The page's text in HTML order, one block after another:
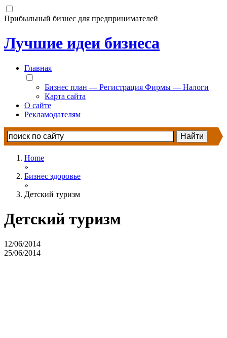
Прибыльный бизнес для предпринимателей
Лучшие идеи бизнеса
Главная
Бизнес план — Регистрация Фирмы — Налоги
Карта сайта
О сайте
Рекламодателям
Home
»
Бизнес здоровье
»
Детский туризм
Детский туризм
12/06/2014
25/06/2014